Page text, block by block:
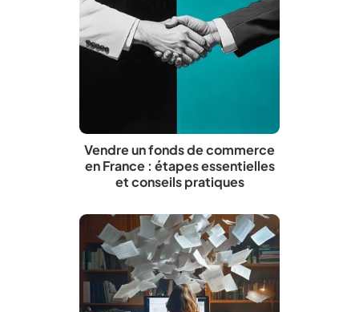
Vendre un fonds de commerce
en France : étapes essentielles
et conseils pratiques